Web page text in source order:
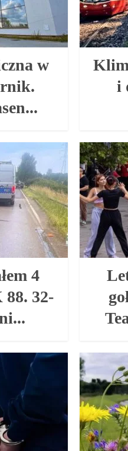
w
i
4
88. 32-